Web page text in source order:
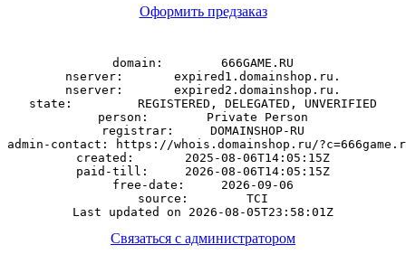
Оформить предзаказ
domain:        666GAME.RU
nserver:       expired1.domainshop.ru.
nserver:       expired2.domainshop.ru.
state:         REGISTERED, DELEGATED, UNVERIFIED
person:        Private Person
registrar:     DOMAINSHOP-RU
admin-contact: https://whois.domainshop.ru/
created:       2025-08-06T14:05:15Z
paid-till:     2026-08-06T14:05:15Z
free-date:     2026-09-06
source:        TCI
Связаться с администратором